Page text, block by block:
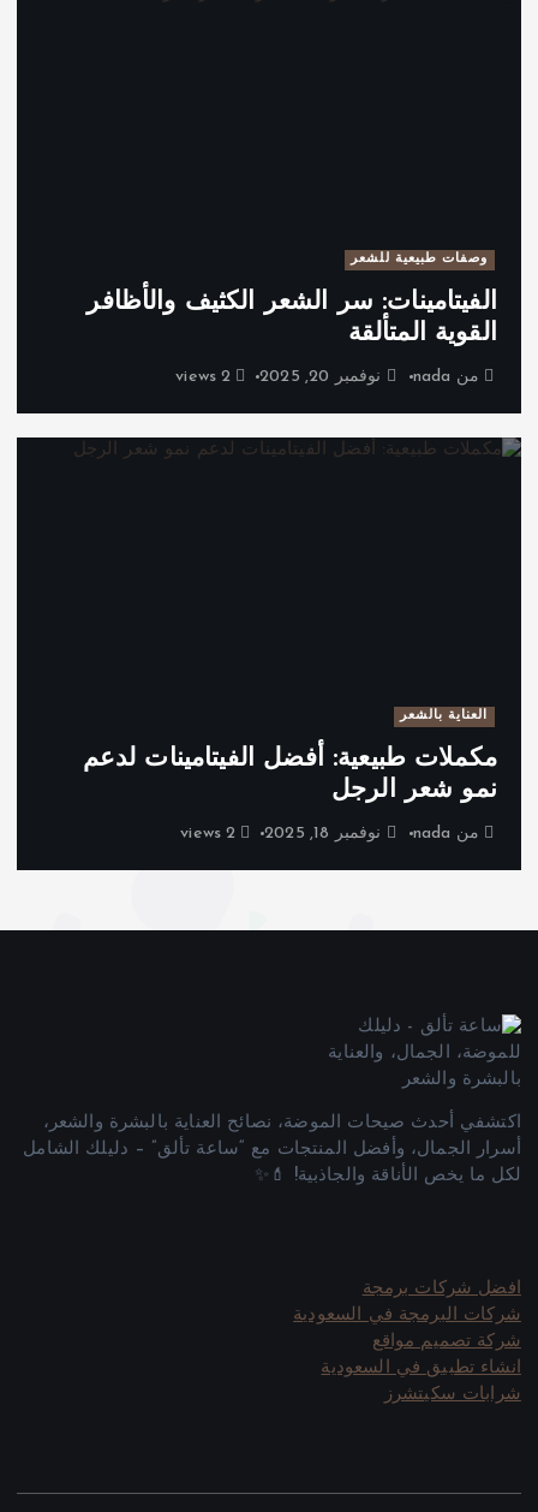
وصفات طبيعية للشعر
الفيتامينات: سر الشعر الكثيف والأظافر
القوية المتألقة
من nada نوفمبر 20, 2025
العناية بالشعر
مكملات طبيعية: أفضل الفيتامينات لدعم
نمو شعر الرجل
من nada نوفمبر 18, 2025
اكتشفي أحدث صيحات الموضة، نصائح العناية بالبشرة والشعر،
أسرار الجمال، وأفضل المنتجات مع “ساعة تألق” – دليلك الشامل
لكل ما يخص الأناقة والجاذبية! 💄✨
افضل شركات برمجة
شركات البرمجة في السعودية
شركة تصميم مواقع
انشاء تطبيق في السعودية
شرابات سكيتشرز